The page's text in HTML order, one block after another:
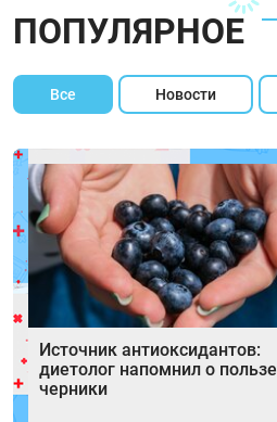
ПОПУЛЯРНОЕ
Все Новости
Источник антиоксидантов:
диетолог напомнил о пользе
черники